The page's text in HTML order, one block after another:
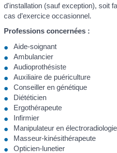
d'installation (sauf exception), soit
cas d’exercice occasionnel.
Professions concernées :
Aide-soignant
Ambulancier
Audioprothésiste
Auxiliaire de puériculture
Conseiller en génétique
Diététicien
Ergothérapeute
Infirmier
Manipulateur en
Masseur-kinésithérapeute
Opticien-lunetier